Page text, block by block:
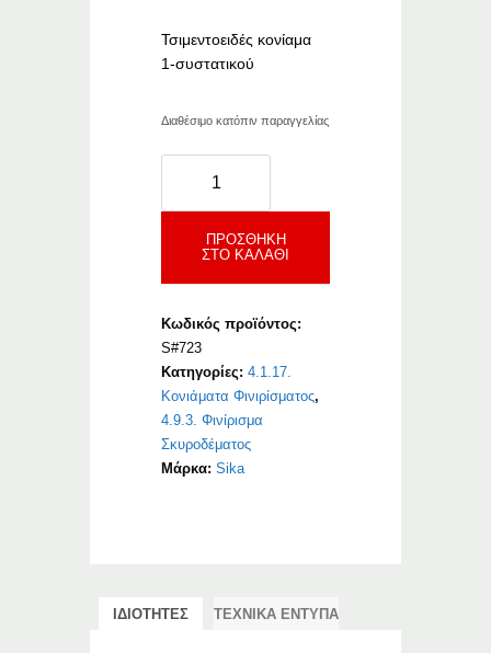
Τσιμεντοειδές κονίαμα
1-συστατικού
Διαθέσιμο κατόπιν παραγγελίας
MonoTop-
723
ποσότητα
ΠΡΟΣΘΉΚΗ
ΣΤΟ ΚΑΛΆΘΙ
Κωδικός προϊόντος:
S#723
Κατηγορίες:4.1.17.
Κονιάματα Φινιρίσματος,
4.9.3. Φινίρισμα
Σκυροδέματος
Μάρκα:Sika
ΙΔΙΟΤΗΤΕΣ ΤΕΧΝΙΚΑ ΕΝΤΥΠΑ